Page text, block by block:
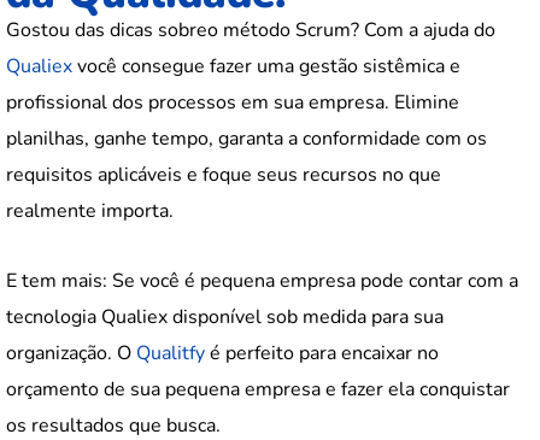
Gostou das dicas sobreo método Scrum? Com a ajuda do
Qualiexvocê consegue fazer uma gestão sistêmica e
profissional dos processos em sua empresa. Elimine
planilhas, ganhe tempo, garanta a conformidade com os
requisitos aplicáveis e foque seus recursos no que
realmente importa.
E tem mais: Se você é pequena empresa pode contar com a
tecnologia Qualiex disponível sob medida para sua
organização. O Qualitfyé perfeito para encaixar no
orçamento de sua pequena empresa e fazer ela conquistar
os resultados que busca.